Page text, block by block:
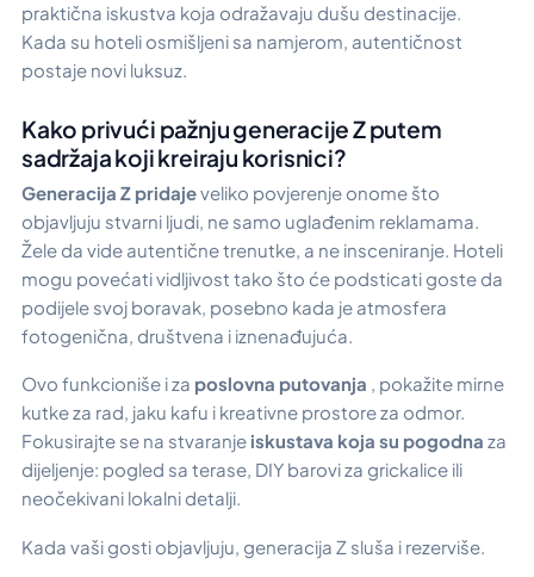
praktična iskustva koja odražavaju dušu destinacije.
Kada su hoteli osmišljeni sa namjerom, autentičnost
postaje novi luksuz.
Kako privući pažnju generacije Z putem
sadržaja koji kreiraju korisnici?
Generacija Z pridajeveliko povjerenje onome što
objavljuju stvarni ljudi, ne samo uglađenim reklamama.
Žele da vide autentične trenutke, a ne insceniranje. Hoteli
mogu povećati vidljivost tako što će podsticati goste da
podijele svoj boravak, posebno kada je atmosfera
fotogenična, društvena i iznenađujuća.
Ovo funkcioniše i za poslovna putovanja , pokažite mirne
kutke za rad, jaku kafu i kreativne prostore za odmor.
Fokusirajte se na stvaranje iskustava koja su pogodna za
dijeljenje: pogled sa terase, DIY barovi za grickalice ili
neočekivani lokalni detalji.
Kada vaši gosti objavljuju, generacija Z sluša i rezerviše.